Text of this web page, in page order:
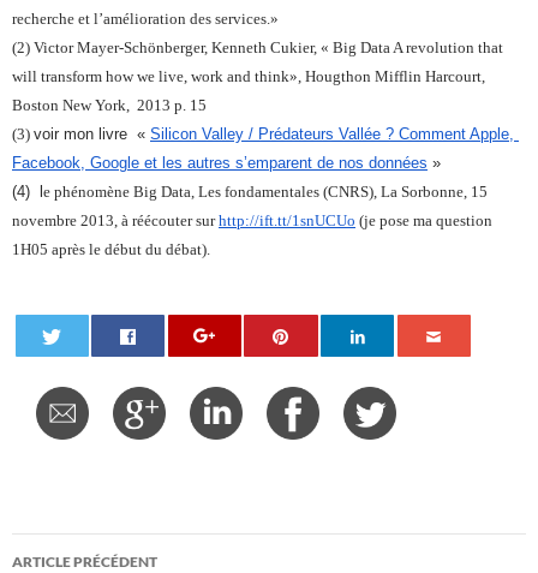
recherche et l’amélioration des services.»
(2) Victor Mayer-Schönberger, Kenneth Cukier, « Big Data A revolution that
will transform how we live, work and think», Hougthon Mifflin Harcourt,
Boston New York,  2013 p. 15
(3) voir mon livre  « Silicon Valley / Prédateurs Vallée ? Comment Apple,
Facebook, Google et les autres s’emparent de nos données »
(4)
e phénomène Big Data, Les fondamentales (CNRS), La Sorbonne, 15
novembre 2013, à réécouter sur http://ift.tt/1snUCUo (je pose ma question
1H05 après le début du débat).
Navigation
ARTICLE PRÉCÉDENT